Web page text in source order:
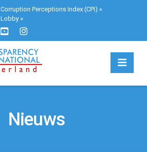
Corruption Perceptions Index (CPI) »
Lobby»
Nieuws